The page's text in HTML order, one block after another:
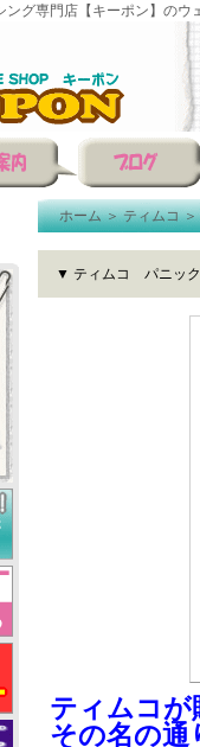
ング専門店【キーポン】のウ
ホーム＞ティムコ＞
▼ ティムコ パニッ
ティムコが
その名の通